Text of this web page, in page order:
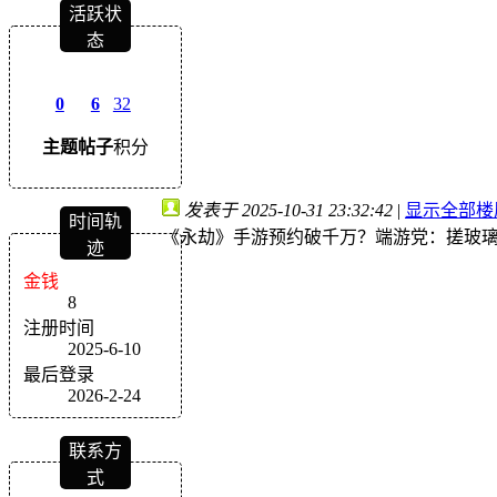
活跃状
态
0
主题
6
帖子
32
积分
时间轨
迹
金钱
8
注册时间
2025-6-10
最后登录
2026-2-24
联系方
式
发表于 2025-10-31 23:32:42 | 显示全部楼
《永劫》手游预约破千万？端游党：搓玻璃